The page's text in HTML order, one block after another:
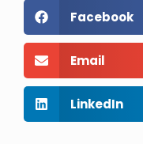
Facebook
Email
LinkedIn